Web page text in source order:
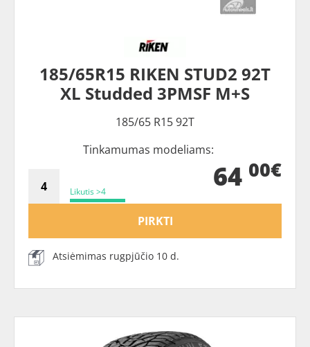
185/65R15 RIKEN STUD2 92T
XL Studded 3PMSF M+S
185/65 R15 92T
Tinkamumas modeliams:
Likutis >4 64 00€
PIRKTI
Atsiėmimas rugpjūčio 10 d.